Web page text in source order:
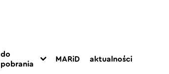
do
pobrania
MARiD aktualności